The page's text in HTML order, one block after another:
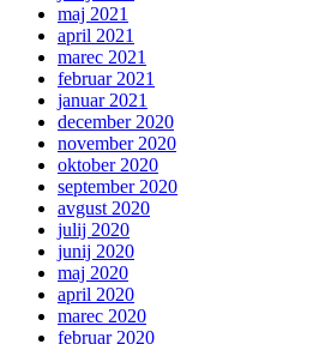
maj 2021
april 2021
marec 2021
februar 2021
januar 2021
december 2020
november 2020
oktober 2020
september 2020
avgust 2020
julij 2020
junij 2020
maj 2020
april 2020
marec 2020
februar 2020